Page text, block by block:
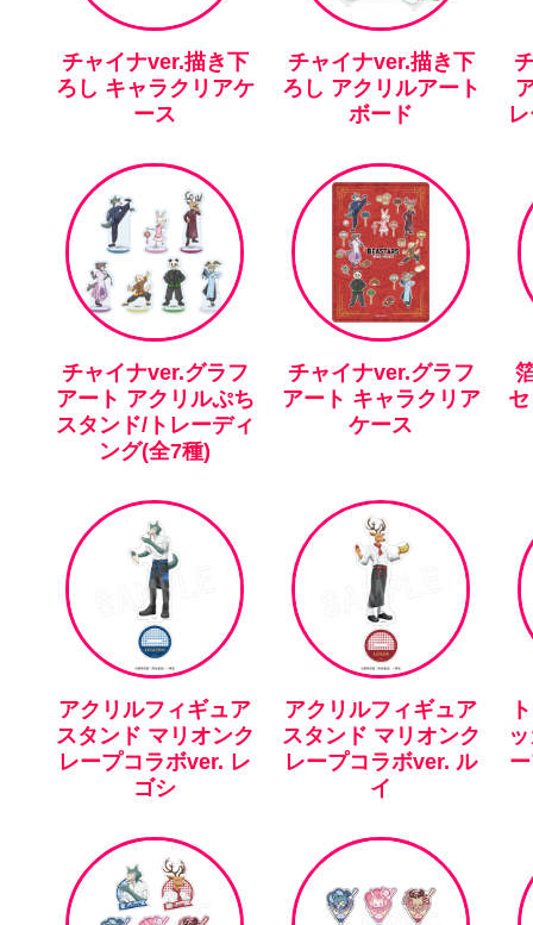
チャイナver.描き下
ろし キャラクリアケ
ース
チャイナver.描き下
ろし アクリルアート
ボード
チャイナver.グラフ
アート アクリルぷち
スタンド/トレーディ
ング(全7種)
チャイナver.グラフ
アート キャラクリア
ケース
アクリルフィギュア
スタンド マリオンク
レープコラボver. レ
ゴシ
アクリルフィギュア
スタンド マリオンク
レープコラボver. ル
イ